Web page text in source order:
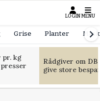
LOGIN MENU
Grise Planter
pr. kg
Rådgiver om
give store